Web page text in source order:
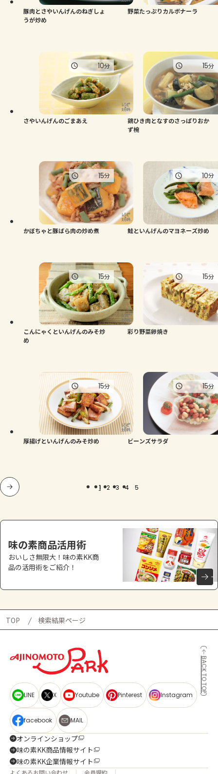
豚肉とさやいんげんのねぎしょ
うが炒め
野菜たっぷりカルボナーラ
さやいんげんのごまあえ
10分
鶏ひき肉となすのさっぱりおか
ず椀
15分
かぼちゃと豚ばら肉の炒め煮
15分
鮭といんげんのマヨネーズ炒め
10分
こんにゃくといんげんのみそ炒
め
15分
彩り野菜卵焼き
15分
厚揚げといんげんのみそ炒め
15分
ビーンズサラダ
15分
1 2 3 4 5
味の素商品活用術
おいしさ無限大！味の素KK商
品の活用術をご紹介！
TOP 検索結果ページ
BACK TO TOP
LINE X Youtube Pinterest Instagram
facebook MAIL
オンラインショップ
味の素KK商品情報サイト
味の素KK企業情報サイト